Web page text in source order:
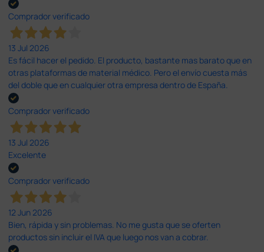
Comprador verificado
13 Jul 2026
Es fácil hacer el pedido. El producto, bastante mas barato que en
otras plataformas de material médico. Pero el envío cuesta más
del doble que en cualquier otra empresa dentro de España.
Comprador verificado
13 Jul 2026
Excelente
Comprador verificado
12 Jun 2026
Bien, rápida y sin problemas. No me gusta que se oferten
productos sin incluir el IVA que luego nos van a cobrar.